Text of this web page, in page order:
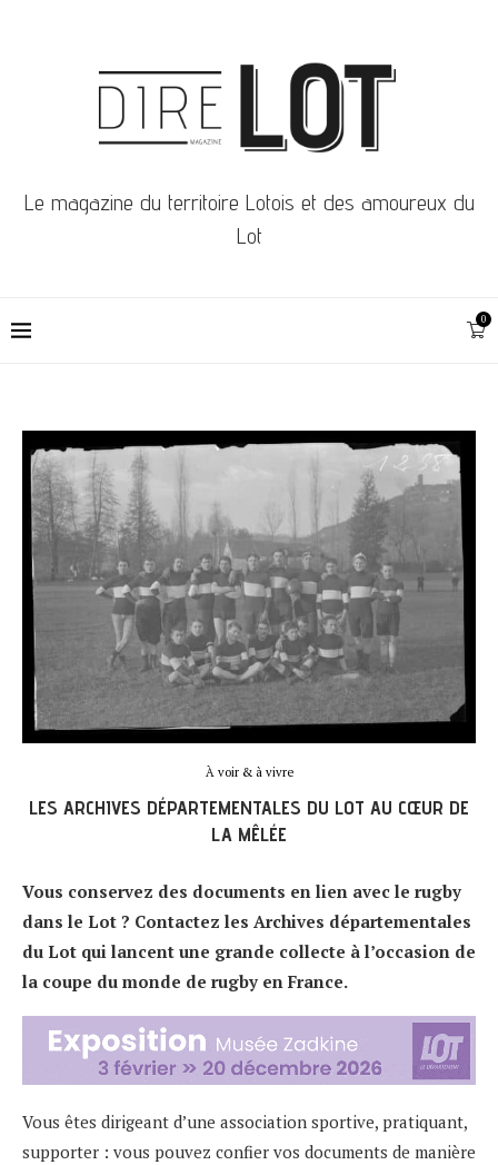
Le magazine du territoire Lotois et des amoureux du
Lot
0
À voir & à vivre
LES ARCHIVES DÉPARTEMENTALES DU LOT AU CŒUR DE
LA MÊLÉE
Vous conservez des documents en lien avec le rugby
dans le Lot ? Contactez les Archives départementales
du Lot qui lancent une grande collecte à l’occasion de
la coupe du monde de rugby en France.
Vous êtes dirigeant d’une association sportive, pratiquant,
supporter : vous pouvez confier vos documents de manière